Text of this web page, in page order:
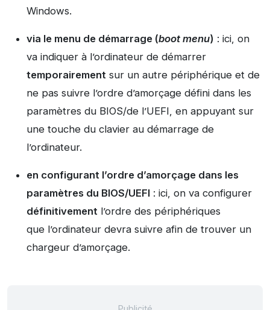
Windows.
via le menu de démarrage (boot menu) : ici, on
va indiquer à l’ordinateur de démarrer
temporairement sur un autre périphérique et de
ne pas suivre l’ordre d’amorçage défini dans les
paramètres du BIOS/de l’UEFI, en appuyant sur
une touche du clavier au démarrage de
l’ordinateur.
en configurant l’ordre d’amorçage dans les
paramètres du BIOS/UEFI : ici, on va configurer
définitivement l’ordre des périphériques
que l’ordinateur devra suivre afin de trouver un
chargeur d’amorçage.